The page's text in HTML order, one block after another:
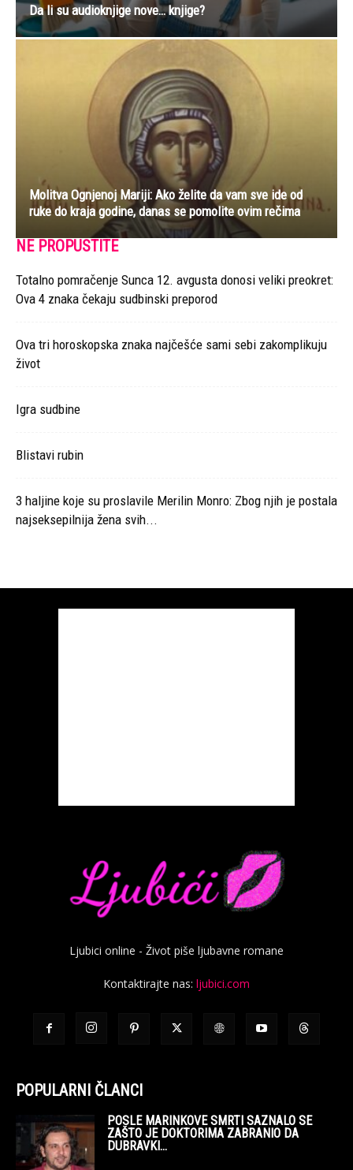
Da li su audioknjige nove… knjige?
Molitva Ognjenoj Mariji: Ako želite da vam sve ide od
ruke do kraja godine, danas se pomolite ovim rečima
NE PROPUSTITE
Totalno pomračenje Sunca 12. avgusta donosi veliki preokret:
Ova 4 znaka čekaju sudbinski preporod
Ova tri horoskopska znaka najčešće sami sebi zakomplikuju
život
Igra sudbine
Blistavi rubin
3 haljine koje su proslavile Merilin Monro: Zbog njih je postala
najseksepilnija žena svih...
Ljubici online - Život piše ljubavne romane
Kontaktirajte nas: ljubici.com
POPULARNI ČLANCI
POSLE MARINKOVE SMRTI SAZNALO SE
ZAŠTO JE DOKTORIMA ZABRANIO DA
DUBRAVKI...